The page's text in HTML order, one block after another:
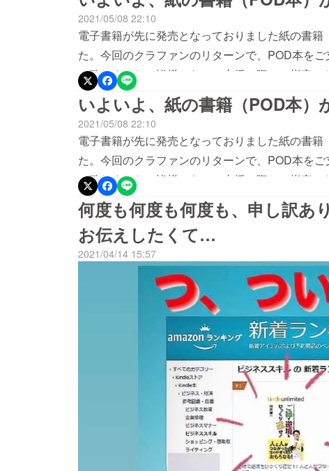
2021/05/08 22:10
電子書籍が先に発売となっておりました紙の書
た。今回のクラファンのリターンで、POD本を
せ致しました。皆様から、ご支援の際にご指定
だいております。まだ、届いていない方は今、し
リターンに支援したのかが不明の方は、キャンプ
ンからログイン、その後、支援したプロジェクト
れが無いようリストにまとめて順次、発送してお
れますので、その際は、お手数ですが、ご連絡
info@concentcafe.jp村井までご連絡いただきま
ご支援賜り、有難うございました。
いよいよ、紙の書籍（POD本）
2021/05/08 22:10
電子書籍が先に発売となっておりました紙の書
た。今回のクラファンのリターンで、POD本を
せ致しました。皆様から、ご支援の際にご指定
だいております。まだ、届いていない方は今、し
リターンに支援したのかが不明の方は、キャンプ
ンからログイン、その後、支援したプロジェクト
れが無いようリストにまとめて順次、発送して
れますので、その際は、お手数ですが、ご連絡い
info@concentcafe.jp村井までご連絡いただきま
ご支援賜り、有難うございました。
何度も何度も何度も、申し訳あ
お伝えしたくて…
2021/04/14 15:57